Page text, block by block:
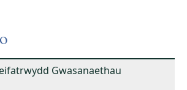
Gwasanaethau